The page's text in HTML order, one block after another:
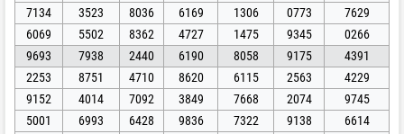
7134
3523 8036 6169 1306 0773
7629
6069
5502 8362 4727 1475 9345
0266
9693
7938 2440 6190 8058 9175
4391
2253
8751 4710 8620 6115 2563
4229
9152
4014 7092 3849 7668 2074
9745
5001
6993 6428 9836 7322 9138
6614